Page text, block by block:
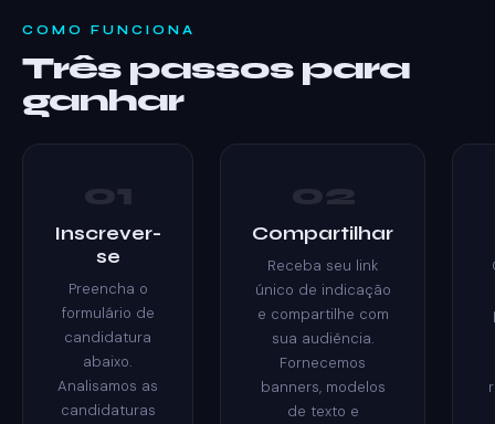
COMO FUNCIONA
Três passos para
ganhar
01
Inscrever-
se
Preencha o
formulário de
candidatura
abaixo.
Analisamos as
candidaturas
02
Compartilhar
Receba seu link
único de indicação
e compartilhe com
sua audiência.
Fornecemos
banners, modelos
de texto e